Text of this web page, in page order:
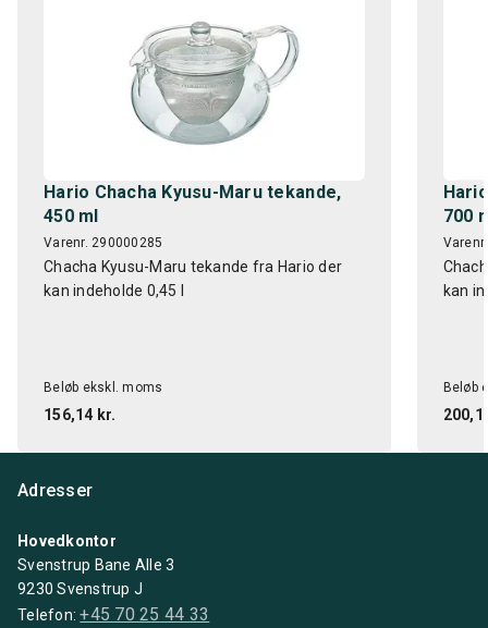
Hario Chacha Kyusu-Maru tekande,
450 ml
Varenr. 290000285
Chacha Kyusu-Maru tekande fra Hario der
kan indeholde 0,45 l
Beløb ekskl. moms
156,14 kr.
700
kan
Beløb
Adresser
Hovedkontor
Svenstrup Bane Alle 3
9230 Svenstrup J
Telefon:+45 70 25 44 33